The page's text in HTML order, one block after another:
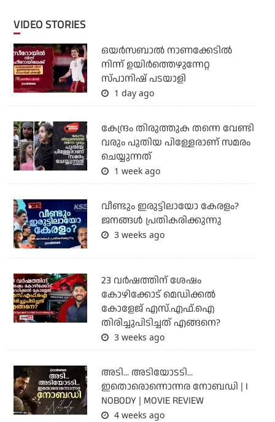
VIDEO STORIES
ഒയര്‍സബാൽ നാണക്കേടിൽ
നിന്ന് ഉയിർത്തെഴുന്നേറ്റ
സ്പാനിഷ് പടയാളി
1 day ago
കേന്ദ്രം തിരുത്തുക തന്നെ വേണ്ടി
വരും പുതിയ പിള്ളേരാണ് സമരം
ചെയ്യുന്നത്
1 week ago
വീണ്ടും ഇരുട്ടിലായോ കേരളം?
ജനങ്ങൾ പ്രതികരിക്കുന്നു
3 weeks ago
23 വർഷത്തിന് ശേഷം
കോഴിക്കോട് മെഡിക്കൽ
കോളേജ് എസ്.എഫ്.ഐ
തിരിച്ചുപിടിച്ചത് എങ്ങനെ?
3 weeks ago
അടി... അടിയോടടി...
ഇതൊരൊന്നൊന്നര നോബഡി | I
NOBODY | MOVIE REVIEW
4 weeks ago